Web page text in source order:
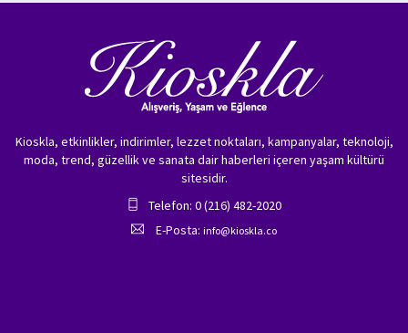
Kioskla, etkinlikler, indirimler, lezzet noktaları, kampanyalar, teknoloji,
moda, trend, güzellik ve sanata dair haberleri içeren yaşam kültürü
sitesidir.
Telefon: 0 (216) 482-2020
E-Posta: info@kioskla.co